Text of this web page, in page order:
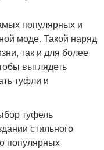
популярных и
моде. Такой наряд
так и для более
выглядеть
туфли и
туфель
стильного
популярных